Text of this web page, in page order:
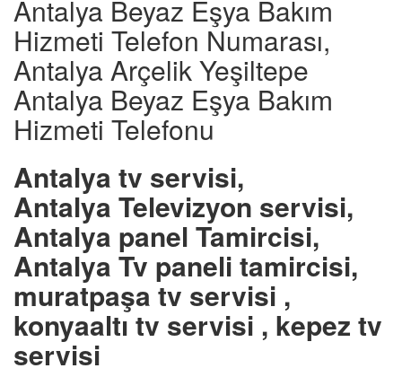
Antalya Beyaz Eşya Bakım
Hizmeti Telefon Numarası,
Antalya Arçelik Yeşiltepe
Antalya Beyaz Eşya Bakım
Hizmeti Telefonu
Antalya tv servisi,
Antalya Televizyon servisi,
Antalya panel Tamircisi,
Antalya Tv paneli tamircisi,
muratpaşa tv servisi ,
konyaaltı tv servisi , kepez tv
servisi